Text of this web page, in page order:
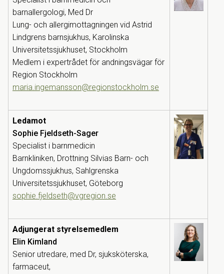
barnallergologi, Med Dr
Lung- och allergimottagningen vid Astrid
Lindgrens barnsjukhus, Karolinska
Universitetssjukhuset, Stockholm
Medlem i expertrådet för andningsvägar för
Region Stockholm
maria.ingemansson@regionstockholm.se
Ledamot
Sophie Fjeldseth-Sager
Specialist i barnmedicin
Barnkliniken, Drottning Silvias Barn- och
Ungdomssjukhus, Sahlgrenska
Universitetssjukhuset, Göteborg
sophie.fjeldseth@vgregion.se
Adjungerat styrelsemedlem
Elin Kimland
Senior utredare, med Dr, sjuksköterska,
farmaceut,